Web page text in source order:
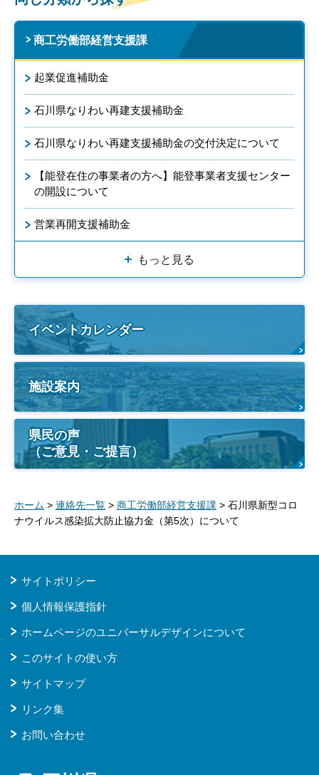
商工労働部経営支援課
起業促進補助金
石川県なりわい再建支援補助金
石川県なりわい再建支援補助金の交付決定について
【能登在住の事業者の方へ】能登事業者支援センター
の開設について
営業再開支援補助金
もっと見る
イベントカレンダー
施設案内
県民の声
（ご意見・ご提言）
ホーム > 連絡先一覧 > 商工労働部経営支援課 > 石川県新型コロ
ナウイルス感染拡大防止協力金（第5次）について
サイトポリシー
個人情報保護指針
ホームページのユニバーサルデザインについて
このサイトの使い方
サイトマップ
リンク集
お問い合わせ